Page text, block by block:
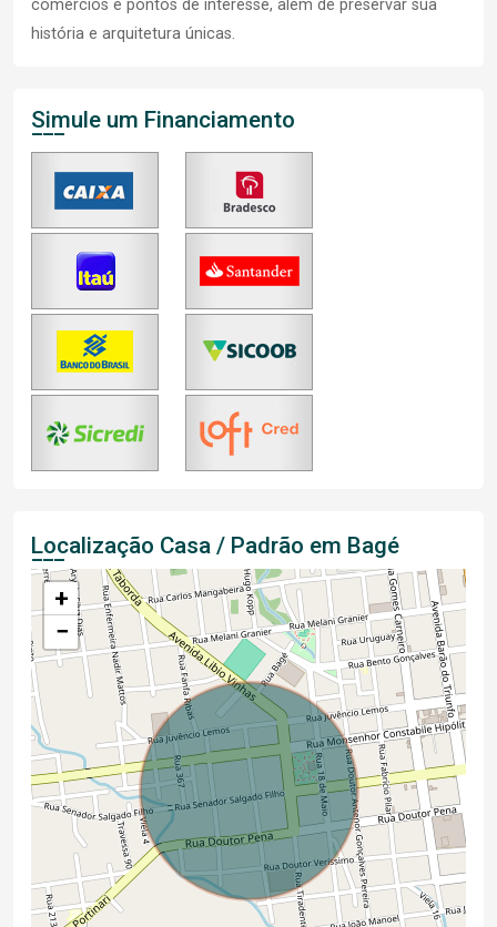
comércios e pontos de interesse, além de preservar sua
história e arquitetura únicas.
Simule um Financiamento
Localização Casa / Padrão em Bagé
+
−